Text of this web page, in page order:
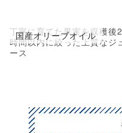
国産オリーブオイル
丁寧に育てた果実を収穫後
時間以内に絞った上質なジ
ース